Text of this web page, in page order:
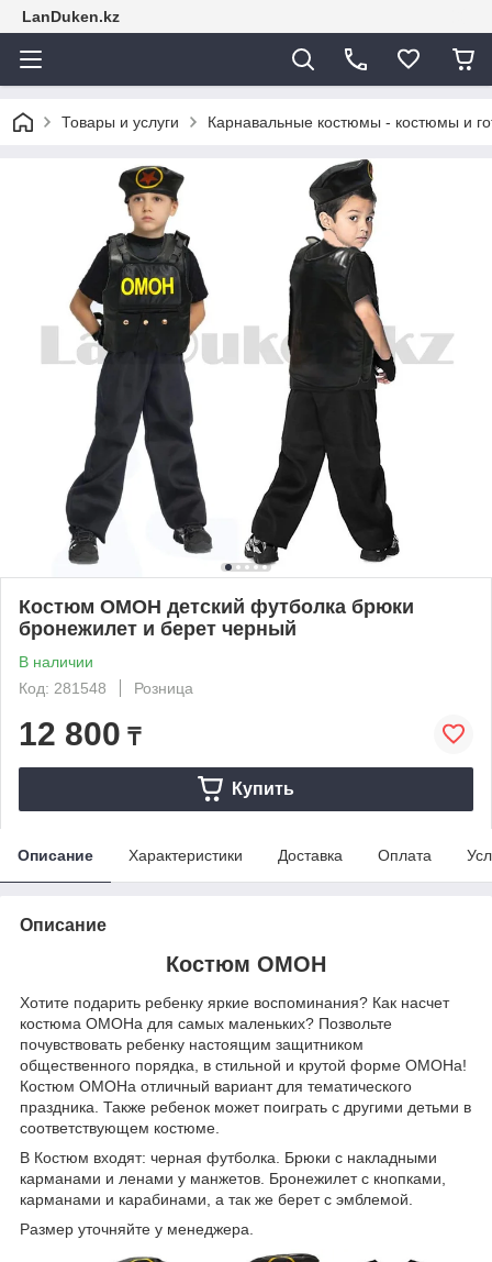
LanDuken.kz
Товары и услуги Карнавальные костюмы - костюмы и
Костюм ОМОН детский футболка брюки
бронежилет и берет черный
В наличии
Код: 281548
Розница
12 800 ₸
Купить
Описание Характеристики Доставка Оплата
Описание
Костюм ОМОН
Хотите подарить ребенку яркие воспоминания? Как насчет
костюма ОМОНа для самых маленьких? Позвольте
почувствовать ребенку настоящим защитником
общественного порядка, в стильной и крутой форме ОМОНа!
Костюм ОМОНа отличный вариант для тематического
праздника. Также ребенок может поиграть с другими детьми в
соответствующем костюме.
В Костюм входят: черная футболка. Брюки с накладными
карманами и ленами у манжетов. Бронежилет с кнопками,
карманами и карабинами, а так же берет с эмблемой.
Размер уточняйте у менеджера.